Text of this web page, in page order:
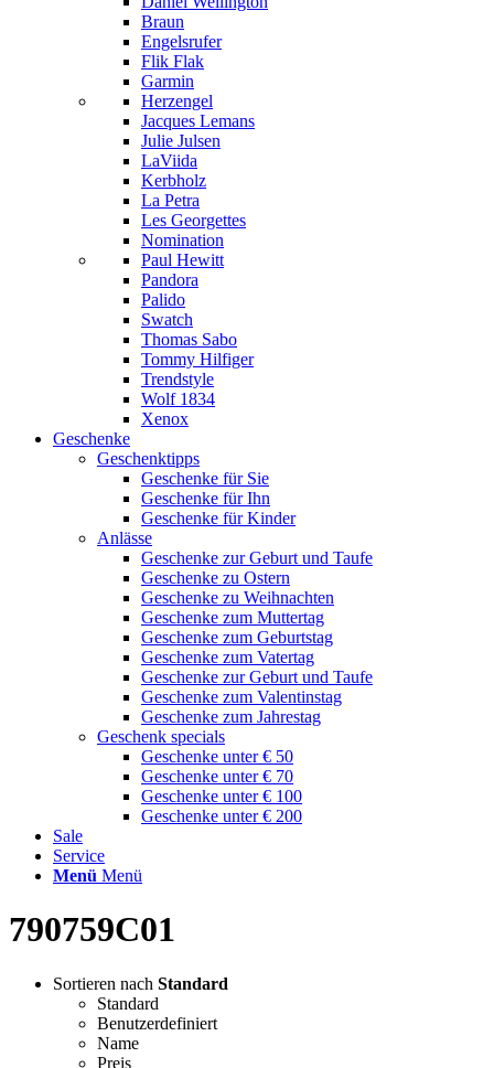
Braun
Engelsrufer
Flik Flak
Garmin
Herzengel
Jacques Lemans
Julie Julsen
LaViida
Kerbholz
La Petra
Les Georgettes
Nomination
Paul Hewitt
Pandora
Palido
Swatch
Thomas Sabo
Tommy Hilfiger
Trendstyle
Wolf 1834
Xenox
Geschenke
Geschenktipps
Geschenke für Sie
Geschenke für Ihn
Geschenke für Kinder
Anlässe
Geschenke zur Geburt und Taufe
Geschenke zu Ostern
Geschenke zu Weihnachten
Geschenke zum Muttertag
Geschenke zum Geburtstag
Geschenke zum Vatertag
Geschenke zur Geburt und Taufe
Geschenke zum Valentinstag
Geschenke zum Jahrestag
Geschenk specials
Geschenke unter € 50
Geschenke unter € 70
Geschenke unter € 100
Geschenke unter € 200
Sale
Service
Menü Menü
790759C01
Sortieren nach Standard
Standard
Benutzerdefiniert
Name
Preis